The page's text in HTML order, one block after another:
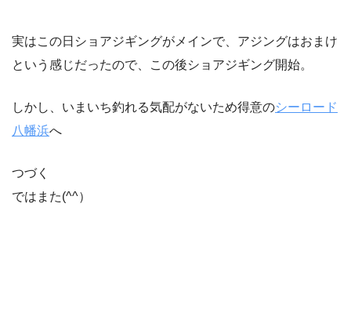
実はこの日ショアジギングがメインで、アジングはおまけ
という感じだったので、この後ショアジギング開始。
しかし、いまいち釣れる気配がないため得意のシーロード
八幡浜へ
つづく
ではまた(^^）